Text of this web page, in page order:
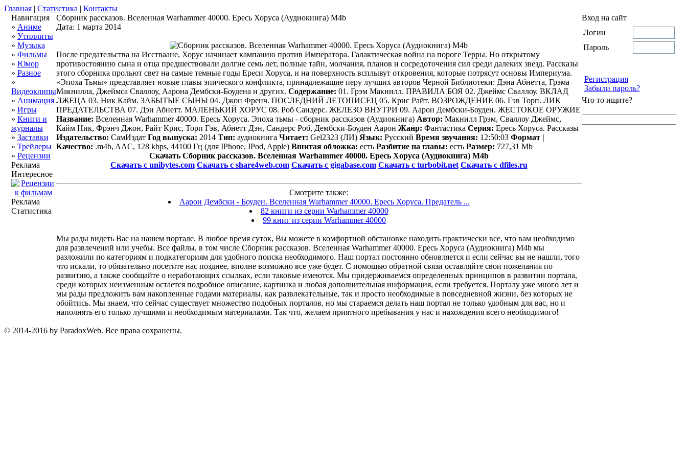
Главная | Статистика | Контакты
Навигация
» Аниме
» Утиллиты
» Музыка
» Фильмы
» Юмор
» Разное
»
Видеоклипы
» Анимация
» Игры
» Книги и
журналы
» Заставки
» Трейлеры
» Рецензии
Реклама
Интересное
Реклама
Статистика
Сборник рассказов. Вселенная Warhammer 40000. Ересь Хоруса (Аудиокнига) M4b
Дата: 1 марта 2014
После предательства на Исстваане, Хорус начинает кампанию против Императора. Галактическая война на пороге Терры. Но открытому
противостоянию сына и отца предшествовали долгие семь лет, полные тайн, молчания, планов и сосредоточения сил среди далеких звезд. Рассказы
этого сборника прольют свет на самые темные годы Ереси Хоруса, и на поверхность всплывут откровения, которые потрясут основы Империума.
«Эпоха Тьмы» представляет новые главы эпического конфликта, принадлежащие перу лучших авторов Черной Библиотеки: Дэна Абнетта, Грэма
Макнилла, Джеймса Сваллоу, Аарона Дембски-Боудена и других. Содержание: 01. Грэм Макнилл. ПРАВИЛА БОЯ 02. Джеймс Сваллоу. ВКЛАД
ЛЖЕЦА 03. Ник Кайм. ЗАБЫТЫЕ СЫНЫ 04. Джон Френч. ПОСЛЕДНИЙ ЛЕТОПИСЕЦ 05. Крис Райт. ВОЗРОЖДЕНИЕ 06. Гэв Торп. ЛИК
ПРЕДАТЕЛЬСТВА 07. Дэн Абнетт. МАЛЕНЬКИЙ ХОРУС 08. Роб Сандерс. ЖЕЛЕЗО ВНУТРИ 09. Аарон Дембски-Боуден. ЖЕСТОКОЕ ОРУЖИЕ
Название: Вселенная Warhammer 40000. Ересь Хоруса. Эпоха тьмы - сборник рассказов (Аудиокнига) Автор: Макнилл Грэм, Сваллоу Джеймс,
Кайм Ник, Фрэнч Джон, Райт Крис, Торп Гэв, Абнетт Дэн, Сандерс Роб, Дембски-Боуден Аарон Жанр: Фантастика Серия: Ересь Хоруса. Рассказы
Издательство: СамИздат Год выпуска: 2014 Тип: аудиокнига Читает: Gel2323 (ЛИ) Язык: Русский Время звучания: 12:50:03 Формат |
Качество: .m4b, AAC, 128 kbps, 44100 Гц (для IPhone, IPod, Apple) Вшитая обложка: есть Разбитие на главы: есть Размер: 727,31 Mb
Скачать Сборник рассказов. Вселенная Warhammer 40000. Ересь Хоруса (Аудиокнига) M4b
Скачать с unibytes.com Скачать с share4web.com Скачать с gigabase.com Скачать с turbobit.net Скачать с dfiles.ru
Смотрите также:
Аарон Дембски - Боуден. Вселенная Warhammer 40000. Ересь Хоруса. Предатель ...
82 книги из серии Warhammer 40000
99 книг из серии Warhammer 40000
Мы рады видеть Вас на нашем портале. В любое время суток, Вы можете в комфортной обстановке находить практически все, что вам необходимо
для развлечений или учебы. Все файлы, в том числе Сборник рассказов. Вселенная Warhammer 40000. Ересь Хоруса (Аудиокнига) M4b мы
разложили по категориям и подкатегориям для удобного поиска необходимого. Наш портал постоянно обновляется и если сейчас вы не нашли, того
что искали, то обязательно посетите нас позднее, вполне возможно все уже будет. С помощью обратной связи оставляйте свои пожелания по
развитию, а также сообщайте о неработающих ссылках, если таковые имеются. Мы придерживаемся определенных принципов в развитии портала,
среди которых неизменным остается подробное описание, картинка и любая дополнительная информация, если требуется. Порталу уже много лет и
мы рады предложить вам накопленные годами материалы, как развлекательные, так и просто необходимые в повседневной жизни, без которых не
обойтись. Мы знаем, что сейчас существует множество подобных порталов, но мы стараемся делать наш портал не только удобным для вас, но и
наполнять его только лучшими и необходимым материалами. Так что, желаем приятного пребывания у нас и нахождения всего необходимого!
Вход на сайт
Логин
Пароль
Регистрация
Забыли пароль?
Что то ищите?
© 2014-2016 by ParadoxWeb. Все права сохранены.